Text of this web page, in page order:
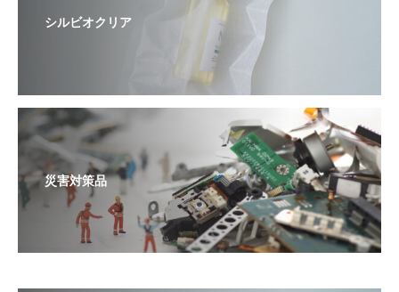
シルビオクリア
災害対策品